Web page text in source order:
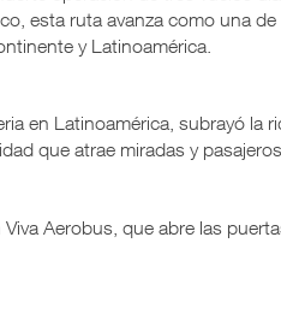
esta ruta avanza como una
y Latinoamérica.
en Latinoamérica, subrayó la
que atrae miradas y pasajeros.
Aerobus, que abre las